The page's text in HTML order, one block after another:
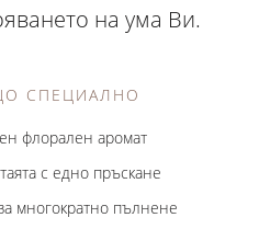
на ума Ви.
СПЕЦИАЛНО
флорален аромат
с едно пръскане
многократно пълнене